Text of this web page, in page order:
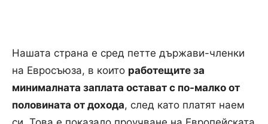
Нашата страна е сред петте държави-членки
на Евросъюза, в които работещите за
минималната заплата остават с по-малко от
половината от дохода, след като платят наем